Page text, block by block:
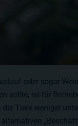
oder sogar
sollte, ist für
Tiere weniger